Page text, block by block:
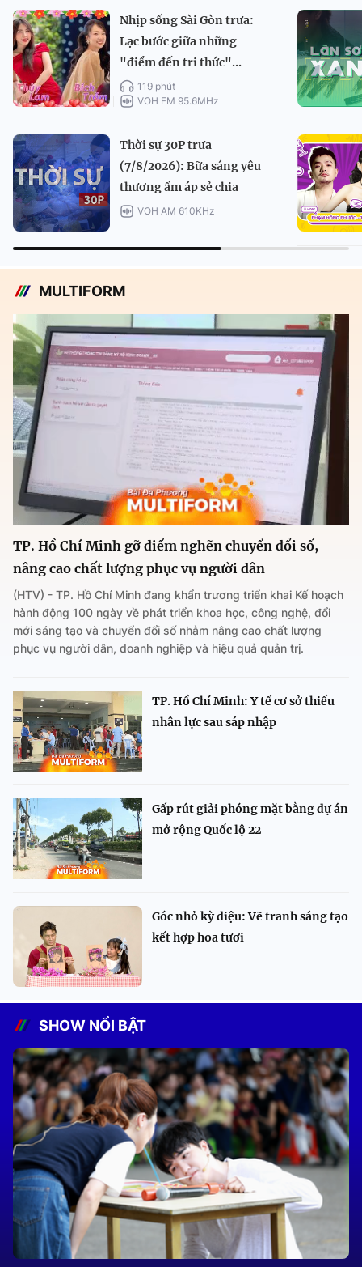
Nhịp sống Sài Gòn trưa:
Lạc bước giữa những
"điểm đến tri thức"...
119 phút
VOH FM 95.6MHz
Thời sự 30P trưa
(7/8/2026): Bữa sáng yêu
thương ấm áp sẻ chia
VOH AM 610KHz
MULTIFORM
TP. Hồ Chí Minh gỡ điểm nghẽn chuyển đổi số,
nâng cao chất lượng phục vụ người dân
(HTV) - TP. Hồ Chí Minh đang khẩn trương triển khai Kế hoạch
hành động 100 ngày về phát triển khoa học, công nghệ, đổi
mới sáng tạo và chuyển đổi số nhằm nâng cao chất lượng
phục vụ người dân, doanh nghiệp và hiệu quả quản trị.
TP. Hồ Chí Minh: Y tế cơ sở thiếu
nhân lực sau sáp nhập
Gấp rút giải phóng mặt bằng dự án
mở rộng Quốc lộ 22
Góc nhỏ kỳ diệu: Vẽ tranh sáng tạo
kết hợp hoa tươi
SHOW NỔI BẬT